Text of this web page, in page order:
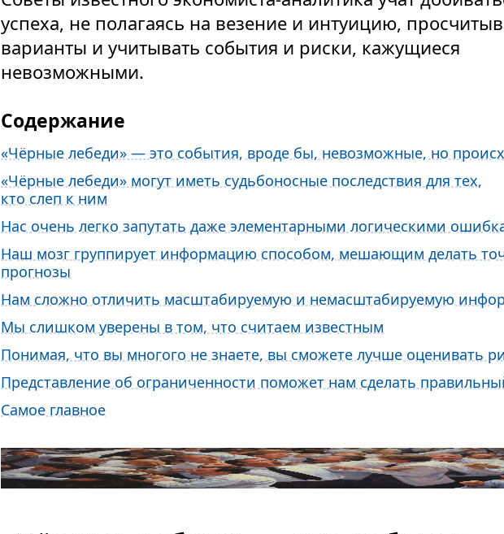
успеха, не полагаясь на везение и интуицию,
варианты и учитывать события и риски, кажущиеся
невозможными.
Содержание
«Чёрные лебеди» — это события, вроде бы, невозможные, но
«Чёрные лебеди» могут иметь судьбоносные последствия для тех,
кто слеп к ним
Нас очень легко запутать даже элементарными логическими
Наш мозг группирует информацию способом, мешающим делать
прогнозы
Нам сложно отличить масштабируемую и немасшта­бируемую
Мы слишком уверены в том, что считаем известным
Понимая, что вы многого не знаете, вы сможете лучше оценивать
Представление об ограниченности поможет нам сделать
Самое главное